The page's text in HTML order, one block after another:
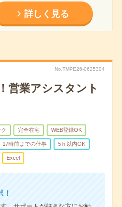
詳しく見る
No.TMPE26-0625304
営業アシスタント
完全在宅 WEB登録OK
17時前までの仕事 5ｈ以内OK
Excel